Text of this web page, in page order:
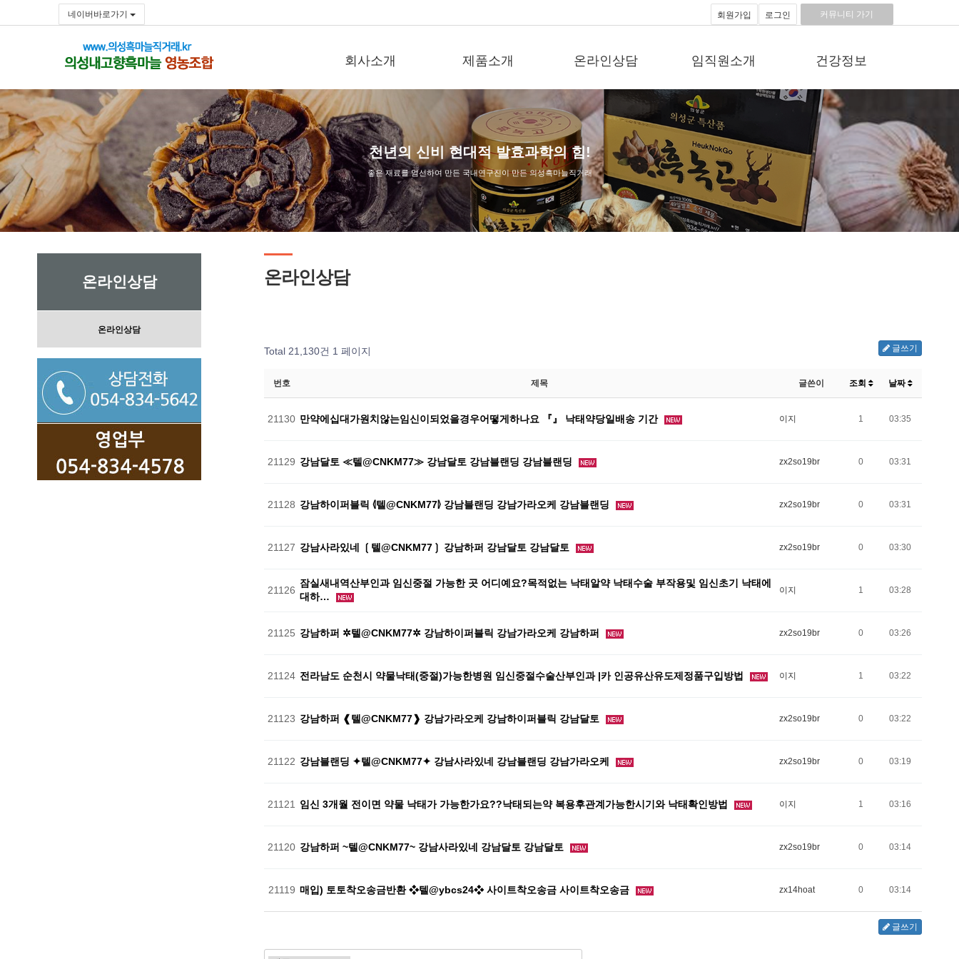
네이버바로가기 회원가입 로그인 커뮤니티 가기
회사소개 제품소개 온라인상담 임직원소개 건강정보
천년의 신비 현대적 발효과학의 힘!
좋은 재료를 엄선하여 만든 국내연구진이 만든 의성흑마늘직거래
온라인상담
온라인상담
온라인상담
Total 21,130건 1 페이지 글쓰기
번호 제목 글쓴이 조회 날짜
21130 만약에십대가원치않는임신이되었을경우어떻게하나요 『』 낙태약당일배송 기간 이지 1 03:35
21129 강남달토 ≪텔@CNKM77≫ 강남달토 강남블랜딩 강남블랜딩 zx2so19br 0 03:31
21128 강남하이퍼블릭 ⦉텔@CNKM77⦊ 강남블랜딩 강남가라오케 강남블랜딩 zx2so19br 0 03:31
21127 강남사라있네 ❲텔@CNKM77❳ 강남하퍼 강남달토 강남달토 zx2so19br 0 03:30
21126
잠실새내역산부인과 임신중절 가능한 곳 어디예요?목적없는 낙­태알약 낙­태수술 부작용및 임신초기 낙­태에
대하…
이지 1 03:28
21125 강남하퍼 ✲텔@CNKM77✲ 강남하이퍼블릭 강남가라오케 강남하퍼 zx2so19br 0 03:26
21124 전라남도 순천시 약물낙태(중절)가능한병원 임신중절수술산부인과 |카 인공유산유도제정품구입방법 이지 1 03:22
21123 강남하퍼 ❰텔@CNKM77❱ 강남가라오케 강남하이퍼블릭 강남달토 zx2so19br 0 03:22
21122 강남블랜딩 ✦텔@CNKM77✦ 강남사라있네 강남블랜딩 강남가라오케 zx2so19br 0 03:19
21121 임신 3개월 전이면 약물 낙태가 가능한가요??낙태되는약 복용후관계가능한시기와 낙태확인방법 이지 1 03:16
21120 강남하퍼 ~텔@CNKM77~ 강남사라있네 강남달토 강남달토 zx2so19br 0 03:14
21119 매입) 토토착오송금반환 ❖텔@ybcs24❖ 사이트착오송금 사이트착오송금 zx14hoat 0 03:14
글쓰기